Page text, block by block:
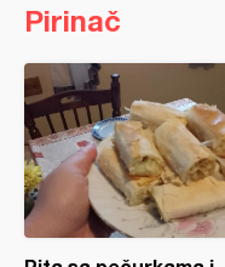
Pirinač